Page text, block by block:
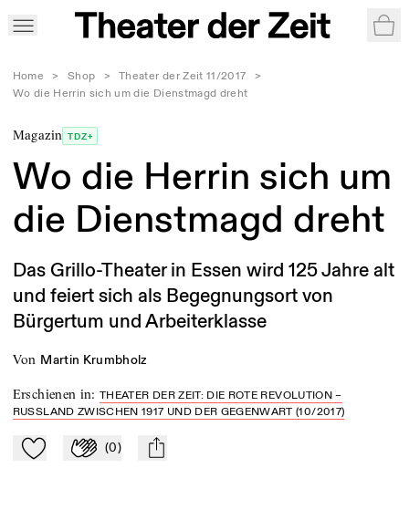
Home > Shop > Theater der Zeit 11/2017
>
Wo die Herrin sich um die Dienstmagd dreht
Magazin TDZ+
Wo die Herrin sich um
die Dienstmagd dreht
Das Grillo-Theater in Essen wird 125 Jahre alt
und feiert sich als Begegnungsort von
Bürgertum und Arbeiterklasse
von Martin Krumbholz
Erschienen in:THEATER DER ZEIT: DIE ROTE REVOLUTION –
RUSSLAND ZWISCHEN 1917 UND DER GEGENWART (10/2017)
Zu Mein-TdZ hinzufügen
Applaudieren
(0) mail